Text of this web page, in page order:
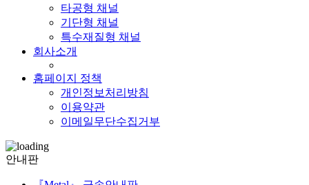
타공형 채널
기단형 채널
특수재질형 채널
회사소개
홈페이지 정책
개인정보처리방침
이용약관
이메일무단수집거부
안내판